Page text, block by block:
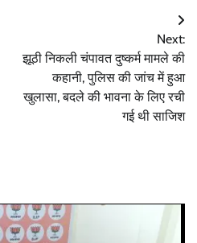
Next:
झूठी निकली चंपावत दुष्कर्म मामले की
कहानी, पुलिस की जांच में हुआ
खुलासा, बदले की भावना के लिए रची
गई थी साजिश